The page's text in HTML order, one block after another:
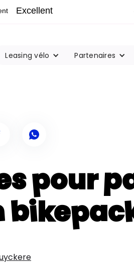
Leasing vélo Partenaires
pour